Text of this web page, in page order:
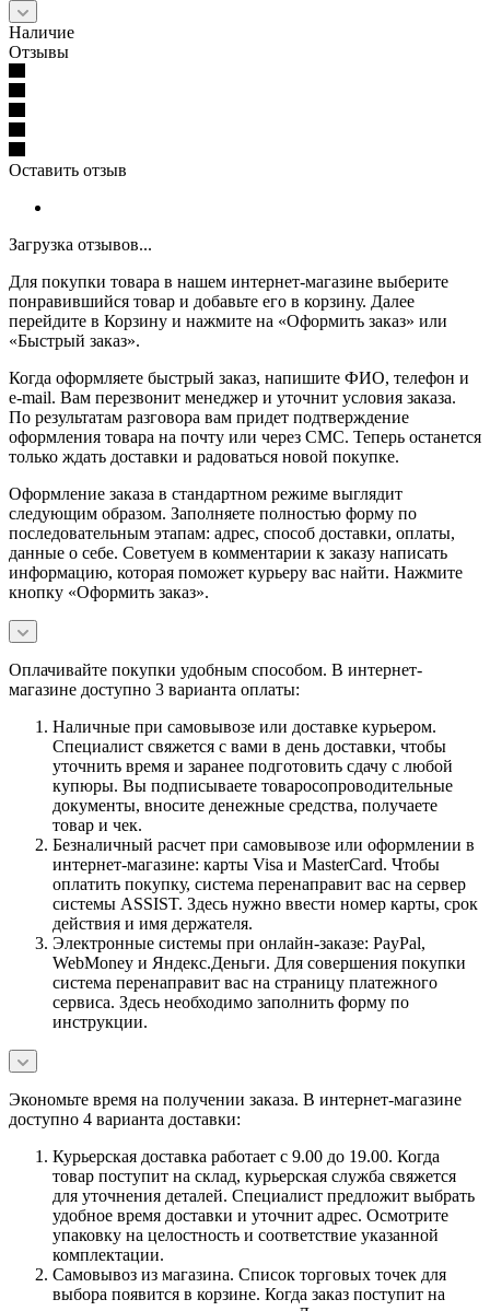
Наличие
Отзывы
Оставить отзыв
Загрузка отзывов...
Для покупки товара в нашем интернет-магазине выберите
понравившийся товар и добавьте его в корзину. Далее
перейдите в Корзину и нажмите на «Оформить заказ» или
«Быстрый заказ».
Когда оформляете быстрый заказ, напишите ФИО, телефон и
e-mail. Вам перезвонит менеджер и уточнит условия заказа.
По результатам разговора вам придет подтверждение
оформления товара на почту или через СМС. Теперь останется
только ждать доставки и радоваться новой покупке.
Оформление заказа в стандартном режиме выглядит
следующим образом. Заполняете полностью форму по
последовательным этапам: адрес, способ доставки, оплаты,
данные о себе. Советуем в комментарии к заказу написать
информацию, которая поможет курьеру вас найти. Нажмите
кнопку «Оформить заказ».
Оплачивайте покупки удобным способом. В интернет-
магазине доступно 3 варианта оплаты:
Наличные при самовывозе или доставке курьером.
Специалист свяжется с вами в день доставки, чтобы
уточнить время и заранее подготовить сдачу с любой
купюры. Вы подписываете товаросопроводительные
документы, вносите денежные средства, получаете
товар и чек.
Безналичный расчет при самовывозе или оформлении в
интернет-магазине: карты Visa и MasterCard. Чтобы
оплатить покупку, система перенаправит вас на сервер
системы ASSIST. Здесь нужно ввести номер карты, срок
действия и имя держателя.
Электронные системы при онлайн-заказе: PayPal,
WebMoney и Яндекс.Деньги. Для совершения покупки
система перенаправит вас на страницу платежного
сервиса. Здесь необходимо заполнить форму по
инструкции.
Экономьте время на получении заказа. В интернет-магазине
доступно 4 варианта доставки:
Курьерская доставка работает с 9.00 до 19.00. Когда
товар поступит на склад, курьерская служба свяжется
для уточнения деталей. Специалист предложит выбрать
удобное время доставки и уточнит адрес. Осмотрите
упаковку на целостность и соответствие указанной
комплектации.
Самовывоз из магазина. Список торговых точек для
выбора появится в корзине. Когда заказ поступит на